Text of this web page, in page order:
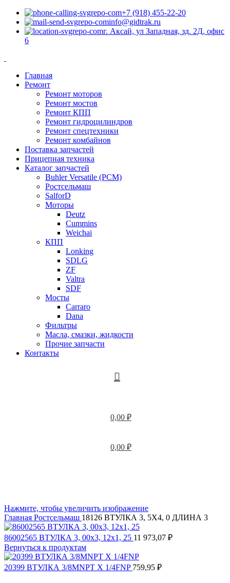
+7 (918) 455-22-20
info@gidtrak.ru
г. Аксай, ул Западная, зд. 2Д, офис
6
Главная
Ремонт
Ремонт моторов
Ремонт мостов
Ремонт КПП
Ремонт гидроцилиндров
Ремонт спецтехники
Ремонт комбайнов
Поставка запчастей
Прицепная техника
Каталог запчастей
Buhler Versatile (РСМ)
Ростсельмаш
SalforD
Моторы
Deutz
Cummins
Weichai
КПП
Lonking
SDLG
ZF
Valtra
SDF
Мосты
Carraro
Dana
Фильтры
Масла, смазки, жидкости
Прочие запчасти
Контакты
0,00 ₽
0,00 ₽
Нажмите, чтобы увеличить изображение
Главная Ростсельмаш 18126 ВТУЛКА 3, 5X4, 0 ДЛИНА 3
86002565 ВТУЛКА 3, 00х3, 12х1, 25 11 973,07 ₽
Вернуться к продуктам
20399 ВТУЛКА 3/8MNPT X 1/4FNP 759,95 ₽